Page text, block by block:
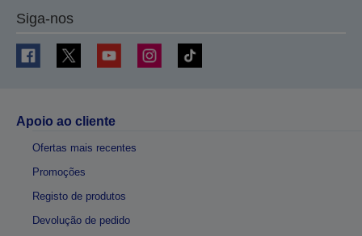
Siga-nos
Apoio ao cliente
Ofertas mais recentes
Promoções
Registo de produtos
Devolução de pedido